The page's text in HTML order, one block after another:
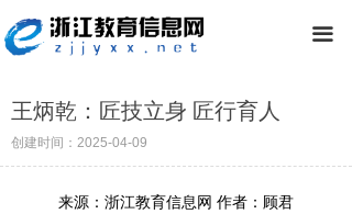
끀
王炳乾：匠技立身 匠行育人
来源：浙江教育信息网 作者： 顾君
创建时间： 2025-04-09